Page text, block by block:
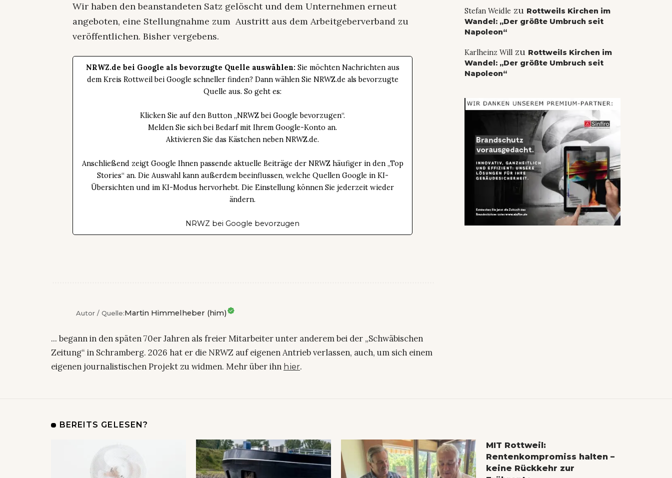
Wir haben den beanstandeten Satz gelöscht und dem Unternehmen erneut
angeboten, eine Stellungnahme zum Austritt aus dem Arbeitgeberverband zu
veröffentlichen. Bisher vergebens.
NRWZ.de bei Google als bevorzugte Quelle auswählen: Sie möchten Nachrichten aus
dem Kreis Rottweil bei Google schneller finden? Dann wählen Sie NRWZ.de als bevorzugte
Quelle aus. So geht es:
Klicken Sie auf den Button „NRWZ bei Google bevorzugen“.
Melden Sie sich bei Bedarf mit Ihrem Google-Konto an.
Aktivieren Sie das Kästchen neben NRWZ.de.
Anschließend zeigt Google Ihnen passende aktuelle Beiträge der NRWZ häufiger in den „Top
Stories“ an. Die Auswahl kann außerdem beeinflussen, welche Quellen Google in KI-
Übersichten und im KI-Modus hervorhebt. Die Einstellung können Sie jederzeit wieder
ändern.
NRWZ bei Google bevorzugen
Autor / Quelle:Martin Himmelheber (him)
... begann in den späten 70er Jahren als freier Mitarbeiter unter anderem bei der „Schwäbischen
Zeitung“ in Schramberg. 2026 hat er die NRWZ auf eigenen Antrieb verlassen, auch, um sich einem
eigenen journalistischen Projekt zu widmen. Mehr über ihn hier.
Stefan Weidle zu Rottweils Kirchen im
Wandel: „Der größte Umbruch seit
Napoleon“
Karlheinz Willzu Rottweils Kirchen im
Wandel: „Der größte Umbruch seit
Napoleon“
BEREITS GELESEN?
MIT Rottweil:
Rentenkompromiss halten –
keine Rückkehr zur